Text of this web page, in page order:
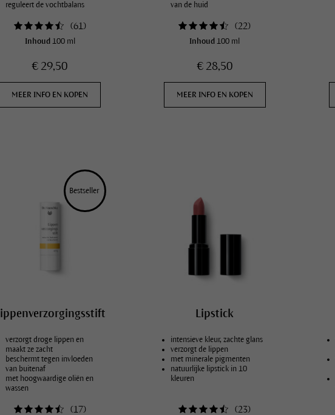
reguleert de vochtbalans
(61 )
Inhoud 100 ml
€ 29,50
MEER INFO EN KOPEN
van de huid
(22)
Inhoud100 ml
€ 28,50
MEER INFO EN KOPEN
Bestseller
verzorgt droge lippen en
maakt ze zacht
beschermt tegen invloeden
van buitenaf
met hoogwaardige oliën en
wassen
(17)
Lipstick
intensieve kleur, zachte glans
verzorgt de lippen
met minerale pigmenten
natuurlijke lipstick in 10
kleuren
(23)